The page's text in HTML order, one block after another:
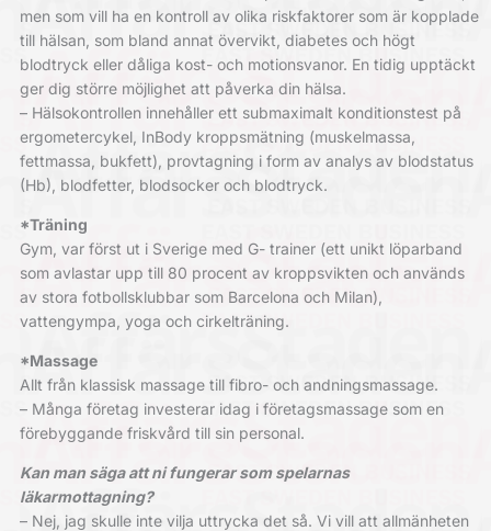
men som vill ha en kontroll av olika riskfaktorer som är kopplade
till hälsan, som bland annat övervikt, diabetes och högt
blodtryck eller dåliga kost- och motionsvanor. En tidig upptäckt
ger dig större möjlighet att påverka din hälsa.
– Hälsokontrollen innehåller ett submaximalt konditionstest på
ergometercykel, InBody kroppsmätning (muskelmassa,
fettmassa, bukfett), provtagning i form av analys av blodstatus
(Hb), blodfetter, blodsocker och blodtryck.
*Träning
Gym, var först ut i Sverige med G- trainer (ett unikt löparband
som avlastar upp till 80 procent av kroppsvikten och används
av stora fotbollsklubbar som Barcelona och Milan),
vattengympa, yoga och cirkelträning.
*Massage
Allt från klassisk massage till fibro- och andningsmassage.
– Många företag investerar idag i företagsmassage som en
förebyggande friskvård till sin personal.
Kan man säga att ni fungerar som spelarnas
läkarmottagning?
– Nej, jag skulle inte vilja uttrycka det så. Vi vill att allmänheten